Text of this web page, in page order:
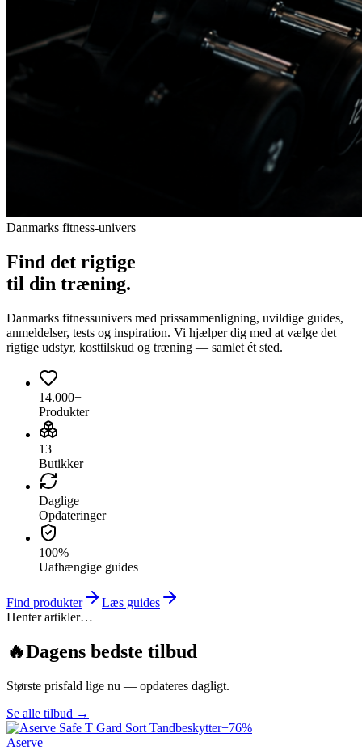
Danmarks fitness-univers
Find det rigtige
til din træning.
Danmarks fitnessunivers med prissammenligning, uvildige guides,
anmeldelser, tests og inspiration. Vi hjælper dig med at vælge det
rigtige udstyr, kosttilskud og træning — samlet ét sted.
14.000+
Produkter
13
Butikker
Daglige
Opdateringer
100%
Uafhængige guides
Find produkter
Læs guides
Henter artikler…
🔥Dagens bedste tilbud
Største prisfald lige nu — opdateres dagligt.
Se alle tilbud →
−76%
Aserve